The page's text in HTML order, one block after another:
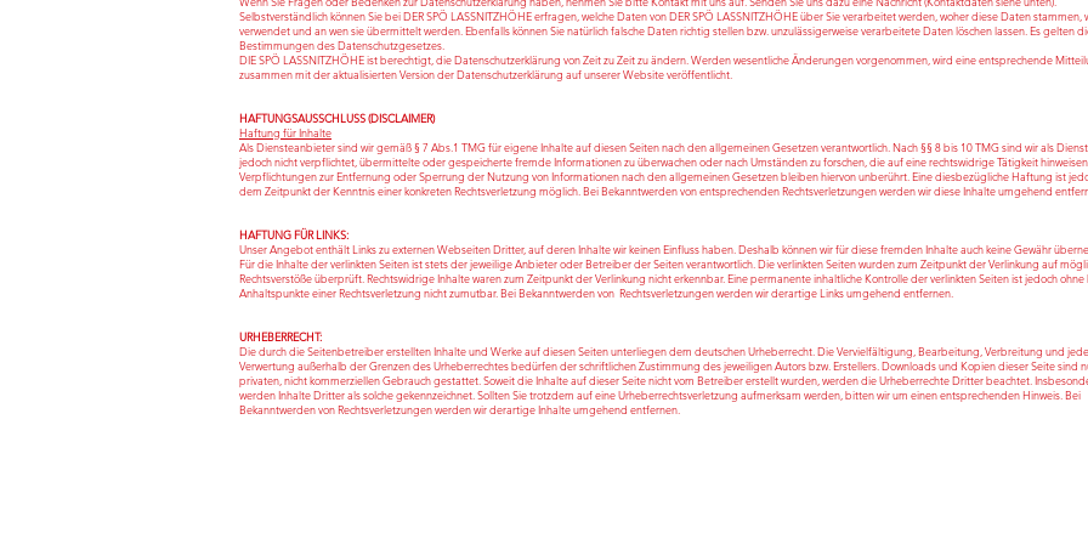
Selbstverständlich können Sie bei DER SPÖ LASSNITZHÖHE erfragen, welche Daten von DER SPÖ LASSNITZHÖHE über Sie verarbeitet werden, woher diese Daten stammen,
verwendet und an wen sie übermittelt werden. Ebenfalls können Sie natürlich falsche Daten richtig stellen bzw. unzulässigerweise verarbeitete Daten löschen lassen. Es gelten
Bestimmungen des Datenschutzgesetzes.
DIE SPÖ LASSNITZHÖHE ist berechtigt, die Datenschutzerklärung von Zeit zu Zeit zu ändern. Werden wesentliche Änderungen vorgenommen, wird eine entsprechende
zusammen mit der aktualisierten Version der Datenschutzerklärung auf unserer Website veröffentlicht.
HAFTUNGSAUSSCHLUSS (DISCLAIMER)
Haftung für Inhalte
Als Diensteanbieter sind wir gemäß § 7 Abs.1 TMG für eigene Inhalte auf diesen Seiten nach den allgemeinen Gesetzen verantwortlich. Nach §§ 8 bis 10 TMG sind wir als
jedoch nicht verpflichtet, übermittelte oder gespeicherte fremde Informationen zu überwachen oder nach Umständen zu forschen, die auf eine rechtswidrige Tätigkeit hinweisen.
Verpflichtungen zur Entfernung oder Sperrung der Nutzung von Informationen nach den allgemeinen Gesetzen bleiben hiervon unberührt. Eine diesbezügliche Haftung ist
dem Zeitpunkt der Kenntnis einer konkreten Rechtsverletzung möglich. Bei Bekanntwerden von entsprechenden Rechtsverletzungen werden wir diese Inhalte umgehend
HAFTUNG FÜR LINKS:
Unser Angebot enthält Links zu externen Webseiten Dritter, auf deren Inhalte wir keinen Einfluss haben. Deshalb können wir für diese fremden Inhalte auch keine Gewähr
Für die Inhalte der verlinkten Seiten ist stets der jeweilige Anbieter oder Betreiber der Seiten verantwortlich. Die verlinkten Seiten wurden zum Zeitpunkt der Verlinkung auf
Rechtsverstöße überprüft. Rechtswidrige Inhalte waren zum Zeitpunkt der Verlinkung nicht erkennbar. Eine permanente inhaltliche Kontrolle der verlinkten Seiten ist jedoch ohne
Anhaltspunkte einer Rechtsverletzung nicht zumutbar. Bei Bekanntwerden von Rechtsverletzungen werden wir derartige Links umgehend entfernen.
URHEBERRECHT:
Die durch die Seitenbetreiber erstellten Inhalte und Werke auf diesen Seiten unterliegen dem deutschen Urheberrecht. Die Vervielfältigung, Bearbeitung, Verbreitung und
Verwertung außerhalb der Grenzen des Urheberrechtes bedürfen der schriftlichen Zustimmung des jeweiligen Autors bzw. Erstellers. Downloads und Kopien dieser Seite sind
privaten, nicht kommerziellen Gebrauch gestattet. Soweit die Inhalte auf dieser Seite nicht vom Betreiber erstellt wurden, werden die Urheberrechte Dritter beachtet.
werden Inhalte Dritter als solche gekennzeichnet. Sollten Sie trotzdem auf eine Urheberrechtsverletzung aufmerksam werden, bitten wir um einen entsprechenden Hinweis. Bei
Bekanntwerden von Rechtsverletzungen werden wir derartige Inhalte umgehend entfernen.